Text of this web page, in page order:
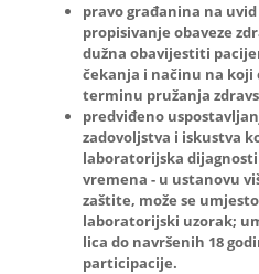
pravo građanina na
propisivanje obaveze
dužna obavijestiti
čekanja i načinu na
terminu pružanja
predviđeno
zadovoljstva i iskustva
laboratorijska
vremena - u ustanovu
zaštite, može se
laboratorijski uzorak;
lica do navršenih 18
participacije.